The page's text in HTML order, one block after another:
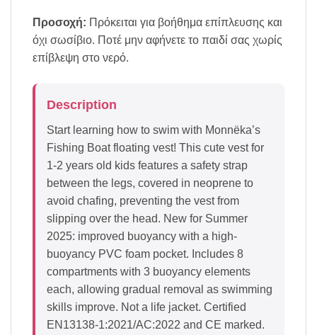
Προσοχή: Πρόκειται για βοήθημα επίπλευσης και
όχι σωσίβιο. Ποτέ μην αφήνετε το παιδί σας χωρίς
επίβλεψη στο νερό.
Description
Start learning how to swim with Monnëka’s
Fishing Boat floating vest! This cute vest for
1-2 years old kids features a safety strap
between the legs, covered in neoprene to
avoid chafing, preventing the vest from
slipping over the head. New for Summer
2025: improved buoyancy with a high-
buoyancy PVC foam pocket. Includes 8
compartments with 3 buoyancy elements
each, allowing gradual removal as swimming
skills improve. Not a life jacket. Certified
EN13138-1:2021/AC:2022 and CE marked.